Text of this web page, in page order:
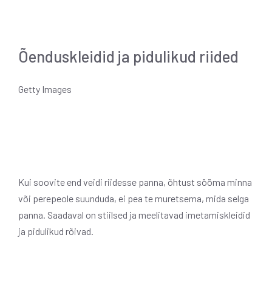
Õenduskleidid ja pidulikud riided
Getty Images
Kui soovite end veidi riidesse panna, õhtust sööma minna
või perepeole suunduda, ei pea te muretsema, mida selga
panna. Saadaval on stiilsed ja meelitavad imetamiskleidid
ja pidulikud rõivad.